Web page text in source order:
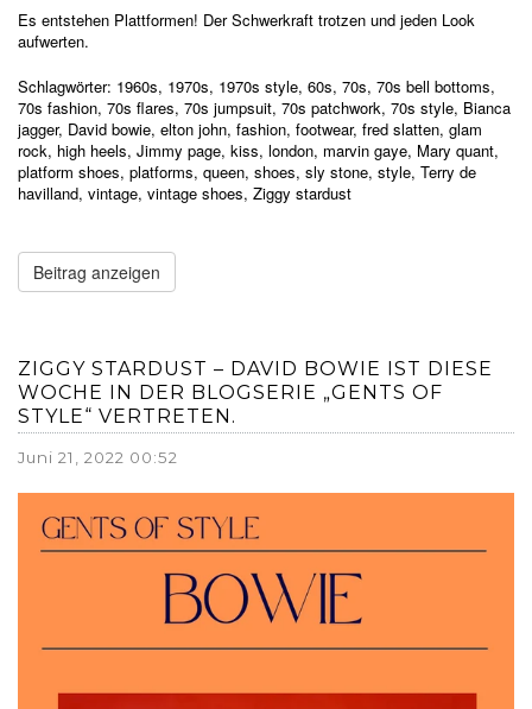
Es entstehen Plattformen! Der Schwerkraft trotzen und jeden Look
aufwerten.
Schlagwörter: 1960s, 1970s, 1970s style, 60s, 70s, 70s bell bottoms,
70s fashion, 70s flares, 70s jumpsuit, 70s patchwork, 70s style, Bianca
jagger, David bowie, elton john, fashion, footwear, fred slatten, glam
rock, high heels, Jimmy page, kiss, london, marvin gaye, Mary quant,
platform shoes, platforms, queen, shoes, sly stone, style, Terry de
havilland, vintage, vintage shoes, Ziggy stardust
Beitrag anzeigen
ZIGGY STARDUST – DAVID BOWIE IST DIESE
WOCHE IN DER BLOGSERIE „GENTS OF
STYLE“ VERTRETEN.
Juni 21, 2022 00:52